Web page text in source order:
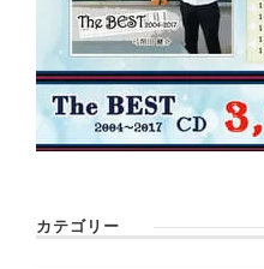
カテゴリー